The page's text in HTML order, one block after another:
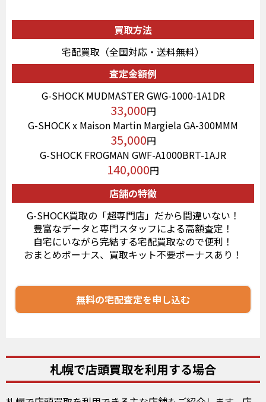
買取方法
宅配買取（全国対応・送料無料）
査定金額例
G-SHOCK MUDMASTER GWG-1000-1A1DR
33,000円
G-SHOCK x Maison Martin Margiela GA-300MMM
35,000円
G-SHOCK FROGMAN GWF-A1000BRT-1AJR
140,000円
店舗の特徴
G-SHOCK買取の「超専門店」だから間違いない！
豊富なデータと専門スタッフによる高額査定！
自宅にいながら完結する宅配買取なので便利！
おまとめボーナス、買取キット不要ボーナスあり！
無料の宅配査定を申し込む
札幌で店頭買取を利用する場合